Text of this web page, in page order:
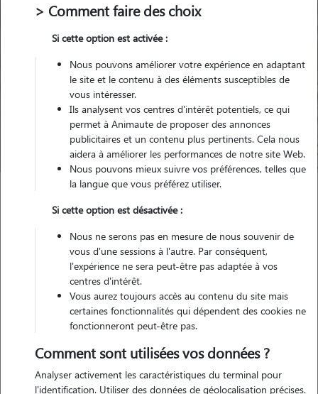
Pour quel animal ?
Trouver mon Pet Sitter
Bouches-du-Rhône
Noves
Nos promeneurs et familles d'accueil
à Noves (13550)
> Comment faire des choix
Si cette option est activée :
Nous pouvons améliorer votre expérience en adaptant
le site et le contenu à des éléments susceptibles de
vous intéresser.
Ils analysent vos centres d'intérêt potentiels, ce qui
permet à Animaute de proposer des annonces
publicitaires et un contenu plus pertinents. Cela nous
aidera à améliorer les performances de notre site Web.
Nous pouvons mieux suivre vos préférences, telles que
la langue que vous préférez utiliser.
Si cette option est désactivée :
Nous ne serons pas en mesure de nous souvenir de
vous d'une sessions à l'autre. Par conséquent,
l'expérience ne sera peut-être pas adaptée à vos
centres d'intérêt.
Vous aurez toujours accès au contenu du site mais
certaines fonctionnalités qui dépendent des cookies ne
fonctionneront peut-être pas.
Comment sont utilisées vos données ?
Analyser activement les caractéristiques du terminal pour
l'identification. Utiliser des données de géolocalisation précises.